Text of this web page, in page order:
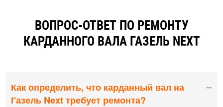
ВОПРОС-ОТВЕТ ПО РЕМОНТУ
КАРДАННОГО ВАЛА ГАЗЕЛЬ NEXT
Как определить, что карданный вал на
Газель Next требует ремонта?